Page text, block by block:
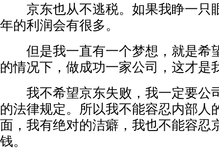
京东也从不逃税。如果我睁一只
年的利润会有很多。
但是我一直有一个梦想，就是希
的情况下，做成功一家公司，这才是
我不希望京东失败，我一定要公
的法律规定。所以我不能容忍内部人
面，我有绝对的洁癖，我也不能容忍
钱。